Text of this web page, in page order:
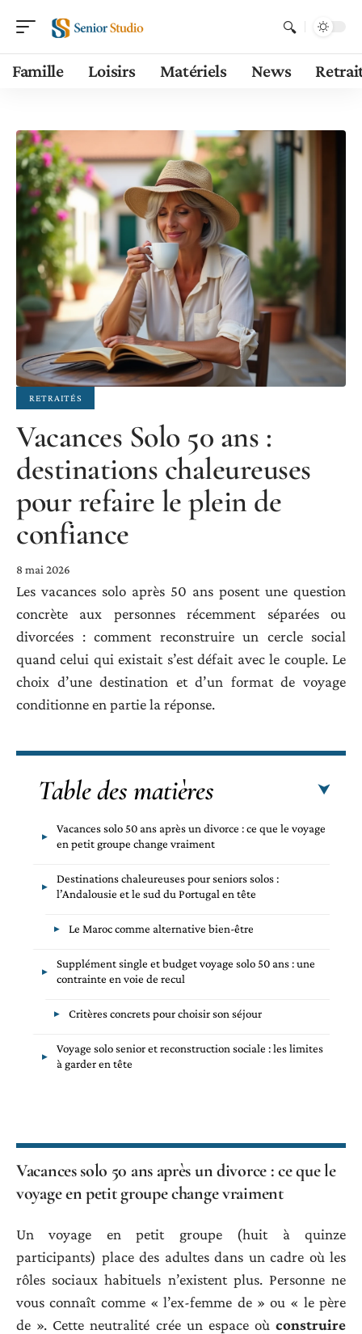
Famille Loisirs Matériels News
RETRAITÉS
Vacances Solo 50 ans :
destinations chaleureuses
pour refaire le plein de
confiance
8 mai 2026
Les vacances solo après 50 ans posent une question
concrète aux personnes récemment séparées ou
divorcées : comment reconstruire un cercle social
quand celui qui existait s’est défait avec le couple. Le
choix d’une destination et d’un format de voyage
conditionne en partie la réponse.
Table des matières
Vacances solo 50 ans après un divorce : ce que le voyage
en petit groupe change vraiment
Destinations chaleureuses pour seniors solos :
l’Andalousie et le sud du Portugal en tête
Le Maroc comme alternative bien-être
Supplément single et budget voyage solo 50 ans : une
contrainte en voie de recul
Critères concrets pour choisir son séjour
Voyage solo senior et reconstruction sociale : les limites
à garder en tête
Vacances solo 50 ans après un divorce : ce que le
voyage en petit groupe change vraiment
Un voyage en petit groupe (huit à quinze
participants) place des adultes dans un cadre où les
rôles sociaux habituels n’existent plus. Personne ne
vous connaît comme « l’ex-femme de » ou « le père
de ». Cette neutralité crée un espace où construire